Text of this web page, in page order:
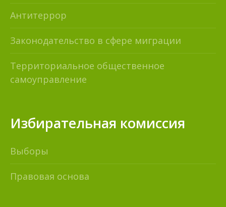
Антитеррор
Законодательство в сфере миграции
Территориальное общественное
самоуправление
Избирательная комиссия
Выборы
Правовая основа